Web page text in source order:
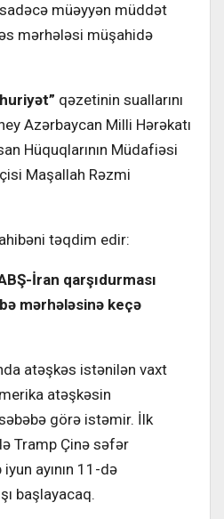
müəyyən müddət
mərhələsi müşahidə
qəzetinin suallarını
Azərbaycan Milli Hərəkatı
Hüquqlarının Müdafiəsi
Maşallah Rəzmi
təqdim edir:
İran qarşıdurması
mərhələsinə keçə
atəşkəs istənilən vaxt
atəşkəsin
görə istəmir. İlk
Tramp Çinə səfər
ayının 11-də
başlayacaq.